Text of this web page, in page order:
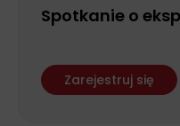
Spotkanie o
Zarejestruj się